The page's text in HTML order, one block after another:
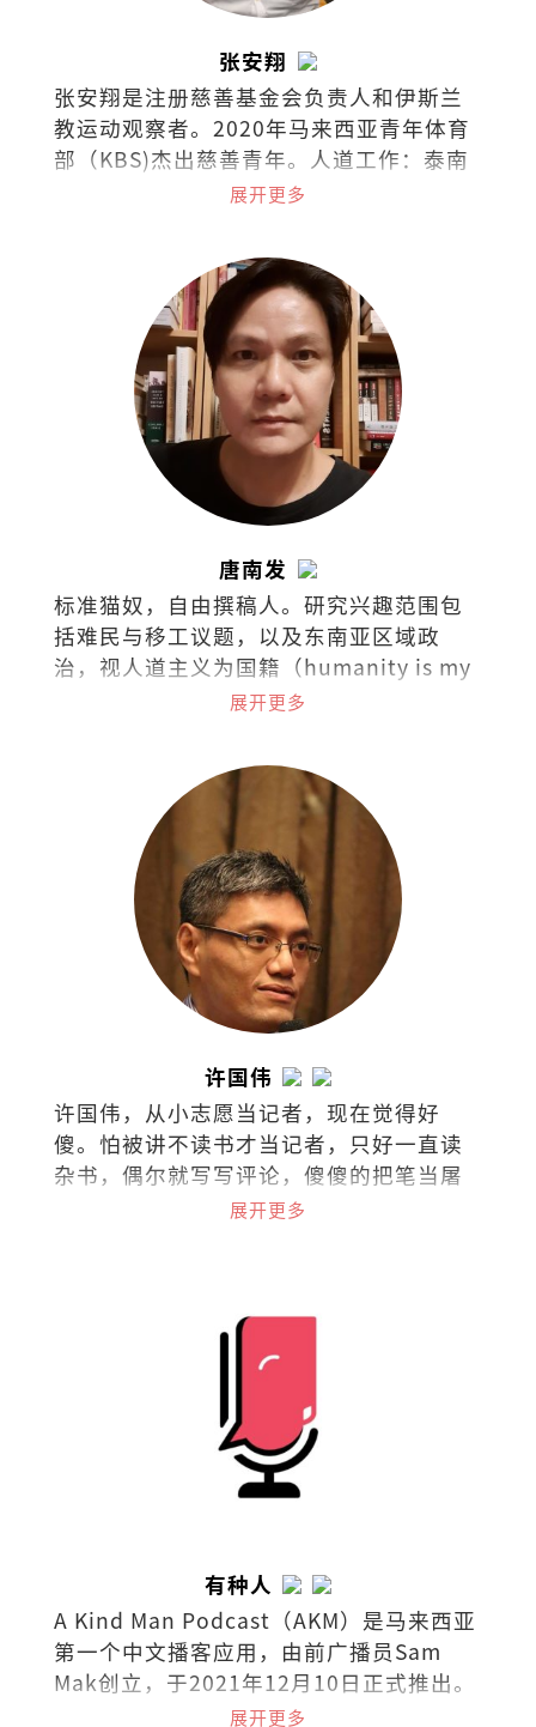
张安翔
张安翔是注册慈善基金会负责人和伊斯兰
教运动观察者。2020年马来西亚青年体育
部（KBS)杰出慈善青年。人道工作：泰南
边界（2016）、克斯巴扎-孟加拉
其（2019）、台湾（2023）、尼泊尔
（2024）和约旦（2024）。
展开更多
唐南发
标准猫奴，自由撰稿人。研究兴趣范围包
括难民与移工议题，以及东南亚区域政
治，视人道主义为国籍（humanity is my
nationality）。热爱阅读，下厨，骑车和
展开更多
许国伟
许国伟，从小志愿当记者，现在觉得好
傻。怕被讲不读书才当记者，只好一直读
杂书，偶尔就写写评论，傻傻的把笔当屠
展开更多
有种人
A Kind Man Podcast（AKM）是马来西亚
第一个中文播客应用，由前广播员Sam
Mak创立，于2021年12月10日正式推出。
播客涵盖广泛的主题，包括生活方式、旅
展开更多